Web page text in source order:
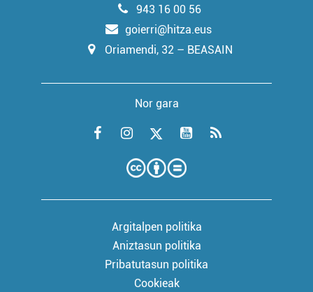
943 16 00 56
goierri@hitza.eus
Oriamendi, 32 – BEASAIN
Nor gara
Argitalpen politika
Aniztasun politika
Pribatutasun politika
Cookieak